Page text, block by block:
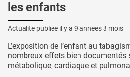
les enfants
Actualité publiée il y a 9 années 8 mois
L’exposition de l’enfant au
nombreux effets bien documentés
métabolique, cardiaque et